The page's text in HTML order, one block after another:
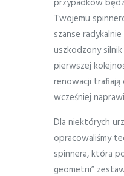
przypadków
Twojemu
szanse
uszkodzony
pierwszej
renowacji trafiają
wcześniej
Dla niektórych
opracowaliśmy
spinnera, która
geometrii”